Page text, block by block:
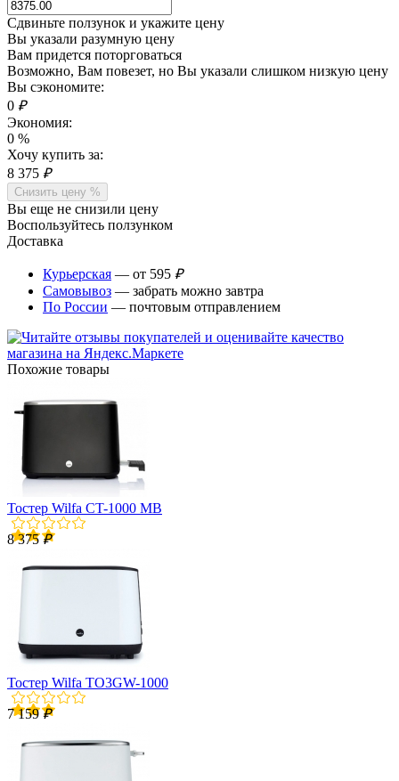
Сдвиньте ползунок и укажите цену
Вы указали разумную цену
Вам придется поторговаться
Возможно, Вам повезет, но Вы указали слишком низкую цену
Вы сэкономите:
0 ₽
Экономия:
0 %
Хочу купить за:
8 375 ₽
Снизить цену %
Вы еще не снизили цену
Воспользуйтесь ползунком
Доставка
Курьерская — от 595 ₽
Самовывоз — забрать можно завтра
По России — почтовым отправлением
Похожие товары
Тостер Wilfa CT-1000 MB
8 375₽
Тостер Wilfa TO3GW-1000
7 159₽